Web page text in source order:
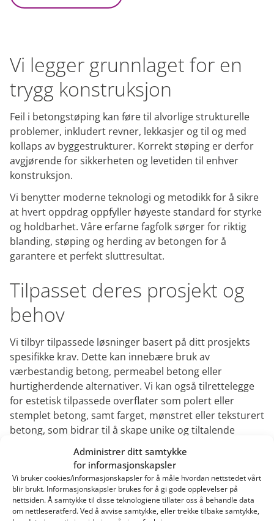
Administrer ditt samtykke
for informasjonskapsler
Vi bruker cookies/informasjonskapsler for å måle hvordan nettstedet vårt
blir brukt. Informasjonskapsler brukes for å gi gode opplevelser på
nettsiden. Å samtykke til disse teknologiene tillater oss å behandle data
om nettleseratferd. Ved å avvise samtykke, eller trekke tilbake samtykke,
Vi legger grunnlaget for en
trygg konstruksjon
Feil i betongstøping kan føre til alvorlige strukturelle
problemer, inkludert revner, lekkasjer og til og med
kollaps av byggestrukturer. Korrekt støping er derfor
avgjørende for sikkerheten og levetiden til enhver
konstruksjon.
Vi benytter moderne teknologi og metodikk for å sikre
at hvert oppdrag oppfyller høyeste standard for styrke
og holdbarhet. Våre erfarne fagfolk sørger for riktig
blanding, støping og herding av betongen for å
garantere et perfekt sluttresultat.
Tilpasset deres prosjekt og
behov
Vi tilbyr tilpassede løsninger basert på ditt prosjekts
spesifikke krav. Dette kan innebære bruk av
værbestandig betong, permeabel betong eller
hurtigherdende alternativer. Vi kan også tilrettelegge
for estetisk tilpassede overflater som polert eller
stemplet betong, samt farget, mønstret eller teksturert
betong, som bidrar til å skape unike og tiltalende
visuelle effekter. Vår omfattende erfaring og moderne
praksis sikrer at vi kan møte alle utfordringer, stor eller
liten.